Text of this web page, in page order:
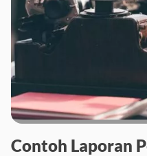
Contoh Laporan